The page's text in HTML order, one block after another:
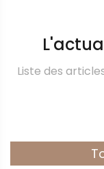
Liste des